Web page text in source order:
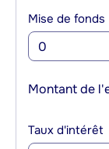
Mise de fonds
Montant de
Taux d'intérêt